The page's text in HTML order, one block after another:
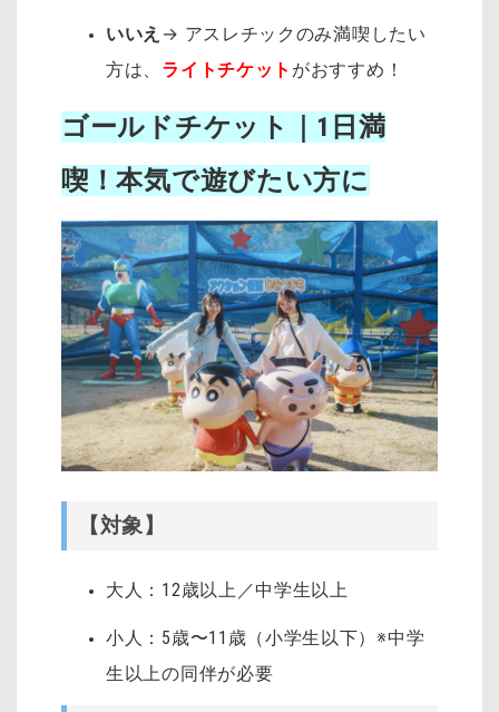
いいえ → アスレチックのみ満喫したい
方は、 ライトチケット がおすすめ！
ゴールドチケット｜1日満
喫！本気で遊びたい方に
【対象】
大人：12歳以上／中学生以上
小人：5歳〜11歳（小学生以下）※中学
生以上の同伴が必要